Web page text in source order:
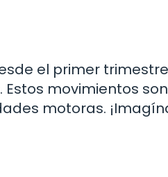
el primer
movimientos son
motoras.